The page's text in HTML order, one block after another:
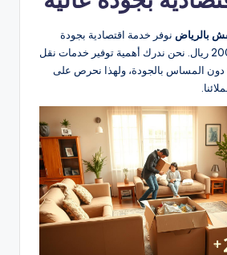
بالرياض نوفر خدمة اقتصادية بجودة
عالية بأسعار تبدأ من 200 ريال. نحن ندرك أهمية توفير خدمات نقل
دون المساس بالجودة، ولهذا نحرص على